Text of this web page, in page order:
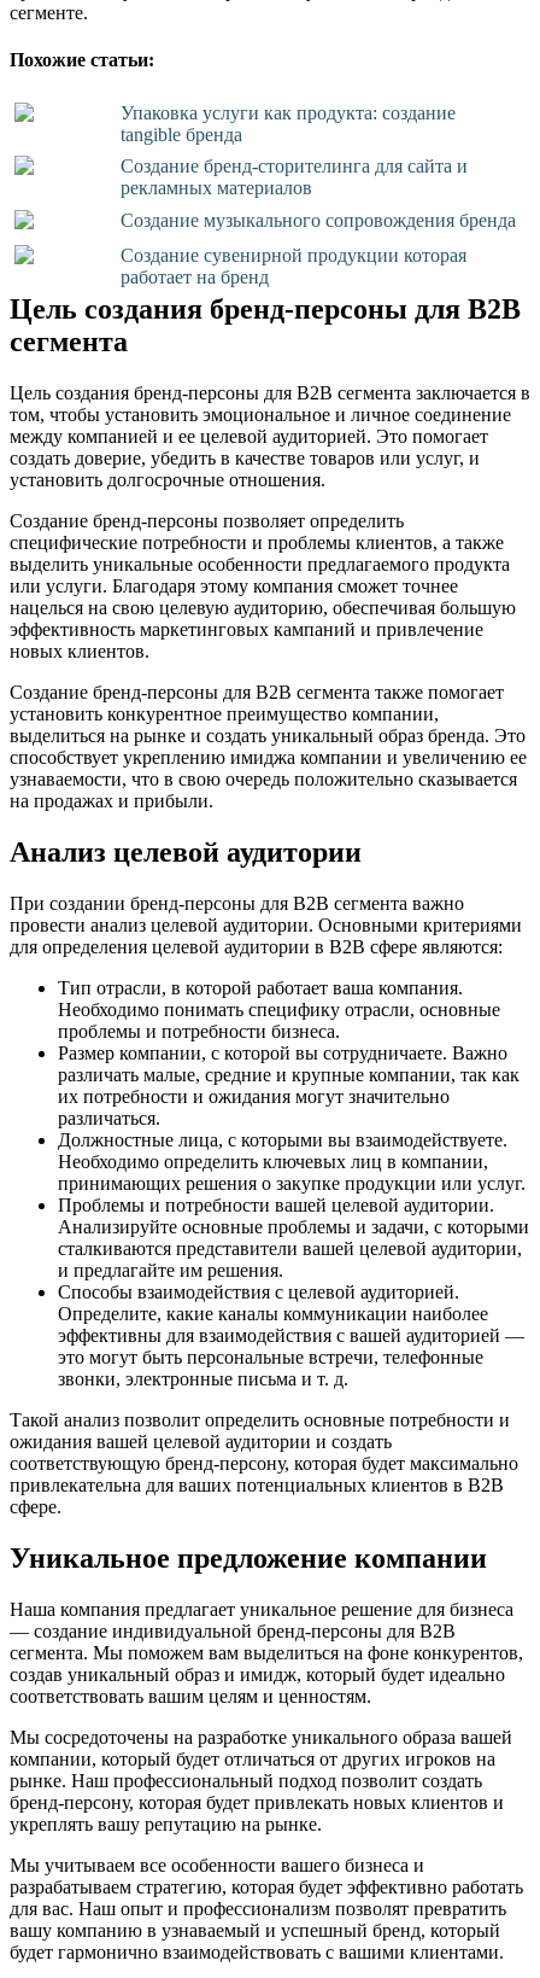
сегменте.
Похожие статьи:
Упаковка услуги как продукта: создание
tangible бренда
Создание бренд-сторителинга для сайта и
рекламных материалов
Создание музыкального сопровождения бренда
Создание сувенирной продукции которая
работает на бренд
Цель создания бренд-персоны для B2B
сегмента
Цель создания бренд-персоны для B2B сегмента заключается в
том, чтобы установить эмоциональное и личное соединение
между компанией и ее целевой аудиторией. Это помогает
создать доверие, убедить в качестве товаров или услуг, и
установить долгосрочные отношения.
Создание бренд-персоны позволяет определить
специфические потребности и проблемы клиентов, а также
выделить уникальные особенности предлагаемого продукта
или услуги. Благодаря этому компания сможет точнее
нацелься на свою целевую аудиторию, обеспечивая большую
эффективность маркетинговых кампаний и привлечение
новых клиентов.
Создание бренд-персоны для B2B сегмента также помогает
установить конкурентное преимущество компании,
выделиться на рынке и создать уникальный образ бренда. Это
способствует укреплению имиджа компании и увеличению ее
узнаваемости, что в свою очередь положительно сказывается
на продажах и прибыли.
Анализ целевой аудитории
При создании бренд-персоны для B2B сегмента важно
провести анализ целевой аудитории. Основными критериями
для определения целевой аудитории в B2B сфере являются:
Тип отрасли, в которой работает ваша компания.
Необходимо понимать специфику отрасли, основные
проблемы и потребности бизнеса.
Размер компании, с которой вы сотрудничаете. Важно
различать малые, средние и крупные компании, так как
их потребности и ожидания могут значительно
различаться.
Должностные лица, с которыми вы взаимодействуете.
Необходимо определить ключевых лиц в компании,
принимающих решения о закупке продукции или услуг.
Проблемы и потребности вашей целевой аудитории.
Анализируйте основные проблемы и задачи, с которыми
сталкиваются представители вашей целевой аудитории,
и предлагайте им решения.
Способы взаимодействия с целевой аудиторией.
Определите, какие каналы коммуникации наиболее
эффективны для взаимодействия с вашей аудиторией —
это могут быть персональные встречи, телефонные
звонки, электронные письма и т. д.
Такой анализ позволит определить основные потребности и
ожидания вашей целевой аудитории и создать
соответствующую бренд-персону, которая будет максимально
привлекательна для ваших потенциальных клиентов в B2B
сфере.
Уникальное предложение компании
Наша компания предлагает уникальное решение для бизнеса
— создание индивидуальной бренд-персоны для B2B
сегмента. Мы поможем вам выделиться на фоне конкурентов,
создав уникальный образ и имидж, который будет идеально
соответствовать вашим целям и ценностям.
Мы сосредоточены на разработке уникального образа вашей
компании, который будет отличаться от других игроков на
рынке. Наш профессиональный подход позволит создать
бренд-персону, которая будет привлекать новых клиентов и
укреплять вашу репутацию на рынке.
Мы учитываем все особенности вашего бизнеса и
разрабатываем стратегию, которая будет эффективно работать
для вас. Наш опыт и профессионализм позволят превратить
вашу компанию в узнаваемый и успешный бренд, который
будет гармонично взаимодействовать с вашими клиентами.